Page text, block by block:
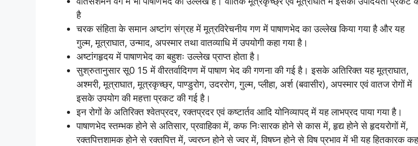
है
चरक संहिता के समान अष्टांग संग्रह में मूत्रविरेचनीय गण में पाषाणभेद का उल्लेख किया गया है और यह
गुल्म, मूत्राघात, उन्माद, अपस्मार तथा वातव्याधि में उपयोगी कहा गया है।
अष्टांगहृदय में पाषाणभेद का बहुशः उल्लेख प्राप्त होता है।
सुश्रुतानुसार सू0 15 में वीरतर्वादिगण में पाषाण भेद की गणना की गई है। इसके अतिरिक्त यह मूत्राघात,
अश्मरी, मूत्राघात, मूत्रकृच्छ्र, पाण्डुरोग, उदररोग, गुल्म, प्लीहा, अर्श (बवासीर), अपस्मार एवं वातज रोगों में
इसके उपयोग की महत्ता प्रकट की गई है।
इन रोगों के अतिरिक्त श्वेतप्रदर, रक्तप्रदर एवं कष्टार्तव आदि योनिव्यापद् में यह लाभप्रद पाया गया है।
पाषाणभेद स्तम्भक होने से अतिसार, प्रवाहिका में, कफ निःसारक होने से कास में, हृद्य होने से हृदयरोगों में,
रक्तपित्तशामक होने से रक्तपित्त में, ज्वरघ्न होने से ज्वर में, विषघ्न होने से विष प्रभाव में भी यह हितकारक